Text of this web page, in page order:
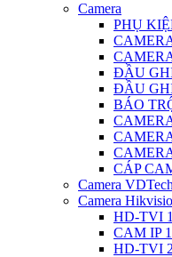
Camera
PHỤ
ĐẦU
ĐẦU
BÁO
CÁP
Camera
Camera
HD-TVI
CAM IP
HD-TVI